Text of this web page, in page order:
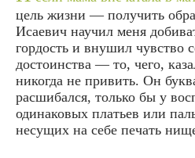
цель жизни — получить
Исаевич научил меня
гордость и внушил чувство
достоинства — то, чего,
никогда не привить. Он
расшибался, только бы у
одинаковых платьев или
несущих на себе печать